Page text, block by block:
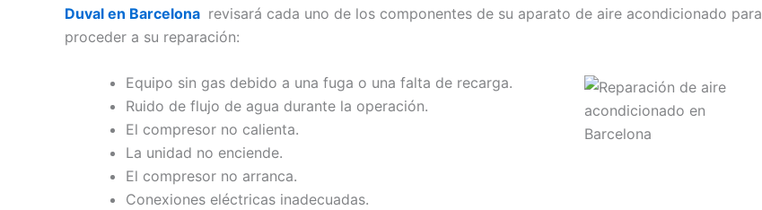
Duval en Barcelona revisará cada uno de los componentes de su aparato de aire acondicionado para
proceder a su reparación:
Equipo sin gas debido a una fuga o una falta de recarga.
Ruido de flujo de agua durante la operación.
El compresor no calienta.
La unidad no enciende.
El compresor no arranca.
Conexiones eléctricas inadecuadas.